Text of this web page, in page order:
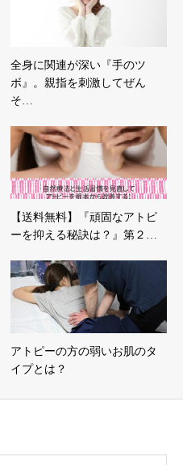
全身に関連が深い『手のツ
ボ』。親指を刺激してぜん
そ…
【送料無料】『頑固なアトピ
ーを抑える秘訣は？』第２…
アトピーの方の弱いお肌のタ
イプとは？